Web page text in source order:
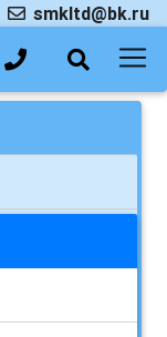
smkltd@bk.ru